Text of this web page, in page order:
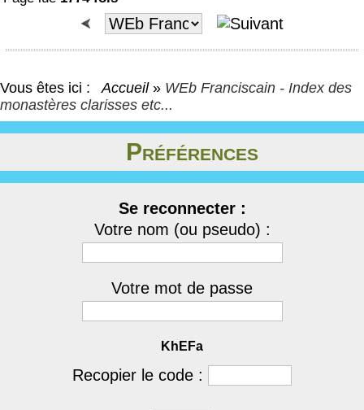
Vous êtes ici : Accueil » WEb Franciscain - Index des
monastères clarisses etc...
Préférences
Se reconnecter :
Votre nom (ou pseudo) :
Votre mot de passe
KhEFa
Recopier le code :